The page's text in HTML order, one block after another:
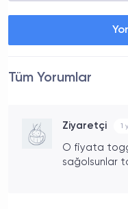
Tüm Yorumlar
Ziyaretçi 1
O fiyata togg
sağolsunlar